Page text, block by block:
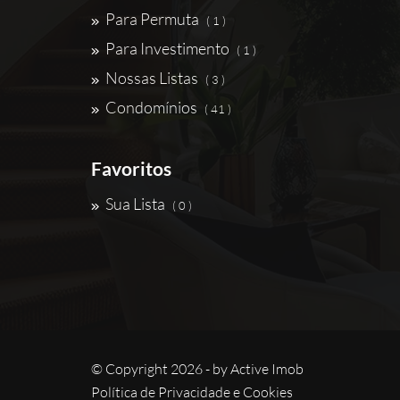
Para Permuta ( 1 )
Para Investimento ( 1 )
Nossas Listas ( 3 )
Condomínios ( 41 )
Favoritos
Sua Lista ( 0 )
© Copyright 2026 - byActive Imob
Política de Privacidade e Cookies